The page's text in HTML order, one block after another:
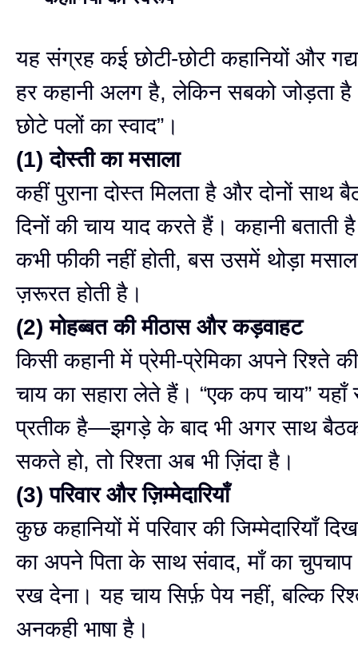
यह संग्रह कई छोटी-छोटी कहानियों और
हर कहानी अलग है, लेकिन सबको जोड़ता है
छोटे पलों का स्वाद”।
(1) दोस्ती का मसाला
कहीं पुराना दोस्त मिलता है और दोनों साथ
दिनों की चाय याद करते हैं। कहानी बताती है
कभी फीकी नहीं होती, बस उसमें थोड़ा
ज़रूरत होती है।
(2) मोहब्बत की मीठास और कड़वाहट
किसी कहानी में प्रेमी-प्रेमिका अपने रिश्ते
चाय का सहारा लेते हैं। “एक कप चाय” यहाँ
प्रतीक है—झगड़े के बाद भी अगर साथ
सकते हो, तो रिश्ता अब भी ज़िंदा है।
(3) परिवार और ज़िम्मेदारियाँ
कुछ कहानियों में परिवार की जिम्मेदारियाँ
का अपने पिता के साथ संवाद, माँ का चुपचाप
रख देना। यह चाय सिर्फ़ पेय नहीं, बल्कि
अनकही भाषा है।